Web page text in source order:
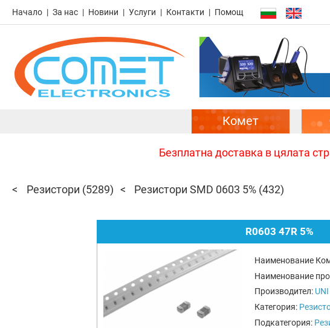
Начало За нас Новини Услуги Контакти Помощ
Комет
Безплатна доставка в цялата
Резистори (5289) Резистори SMD 0603 5% (432)
R0603 47R 5%
Наименование
Наименование
Производител:
Категория:
Подкатегория: